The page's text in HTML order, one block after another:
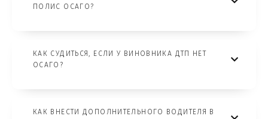
ПОЛИС ОСАГО?
КАК СУДИТЬСЯ, ЕСЛИ У ВИНОВНИКА ДТП НЕТ
ОСАГО?
КАК ВНЕСТИ ДОПОЛНИТЕЛЬНОГО ВОДИТЕЛЯ В